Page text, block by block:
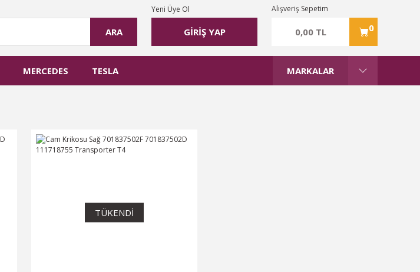
ARA GİRİŞ YAP
Yeni Üye Ol
0,00 TL 0
Alışveriş Sepetim
MERCEDES TESLA MARKALAR
TÜKENDİ